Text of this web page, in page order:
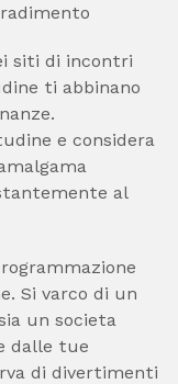
siti di incontri
ti abbinano
e considera
al
Si varco di un
un societa
dalle tue
di divertimenti